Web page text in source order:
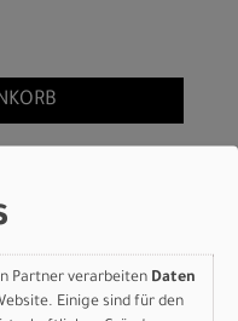
- XXS
Partner verarbeiten Daten
Einige sind für den